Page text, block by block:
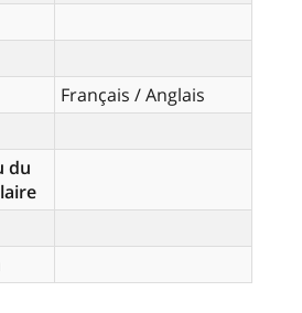
Français / Anglais
du